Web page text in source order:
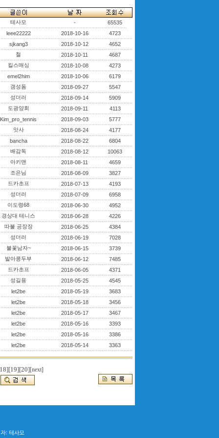
테사모 -
65535
leee22222
2018-10-16
4723
sjkang3
2018-10-12
4652
철
2018-10-11
4687
킬스매싱
2018-10-08
4273
emel2him
2018-10-06
6179
갬성돔
2018-09-27
5547
성더러
2018-09-14
5909
도광양회
2018-09-11
4113
Kim_pro_tennis
2018-09-03
5777
앗사
2018-08-24
4177
bancha
2018-08-22
6804
배감독
2018-08-12
10063
아키맨
2018-08-11
4659
조은님
2018-08-09
3827
드카초프
2018-07-13
4193
성더러
2018-07-09
6958
이도령68
2018-06-30
4952
경상대 테니스
2018-06-28
4226
따불 공장장
2018-06-25
4384
성더러
2018-06-19
7028
불꽃남자~
2018-06-15
3739
발아콩두부
2018-06-12
7485
드카초프
2018-06-05
4371
성길용
2018-05-25
4545
let2be
2018-05-19
3683
let2be
2018-05-18
3456
let2be
2018-05-17
3467
let2be
2018-05-16
3393
let2be
2018-05-16
3386
let2be
2018-05-14 3363
[19][20][next]